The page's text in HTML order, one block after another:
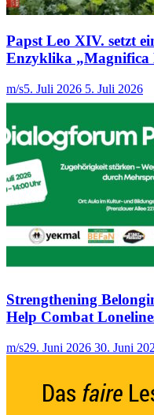
Papst Leo XIV. setzt
Enzyklika „Magnifica
m/s5. Juli 2026 5. Juli 2026
Strengthening
Help Combat
m/s29. Juni 2026 30. Juni